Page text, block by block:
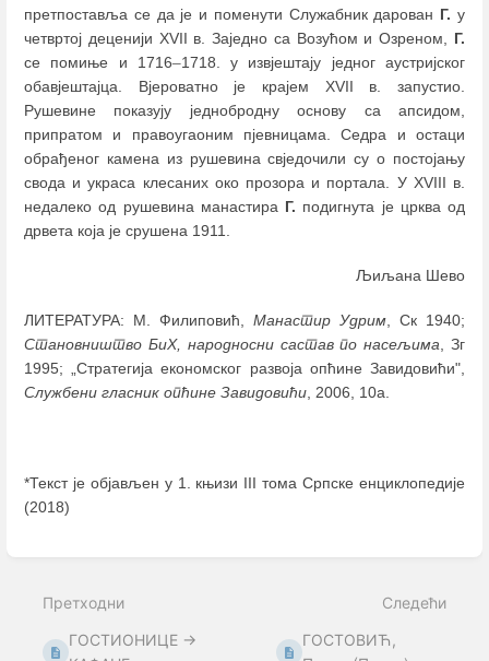
претпоставља се да је и поменути Служабник дарован Г. у
четвртој деценији XVII в. Заједно са Возућом и Озреном, Г.
се помиње и 1716–1718. у извјештају једног аустријског
обавјештајца. Вјероватно је крајем XVII в. запустио.
Рушевине показују једнобродну основу са апсидом,
припратом и правоугаоним пјевницама. Седра и остаци
обрађеног камена из рушевина свједочили су о постојању
свода и украса клесаних око прозора и портала. У XVIII в.
недалеко од рушевина манастира Г. подигнута је црква од
дрвета која је срушена 1911.
Љиљана Шево
ЛИТЕРАТУРА: М. Филиповић, Манастир Удрим, Ск 1940;
Становништво БиХ, народносни састав по насељима, Зг
1995; „Стратегија економског развоја опћине Завидовићи",
Службени гласник опћине Завидовићи, 2006, 10а.
*Текст је објављен у 1. књизи III тома Српске енциклопедије
(2018)
mode
Претходни
ГОСТИОНИЦЕ →
Следећи
ГОСТОВИЋ,